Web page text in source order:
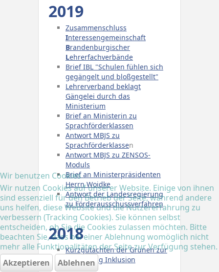
2019
Zusammenschluss
Interessengemeinschaft
Brandenburgischer
Lehrerfachverbände
Brief IBL "Schulen fühlen sich
gegängelt und bloßgestellt"
Lehrerverband beklagt
Gängelei durch das
Ministerium
Brief an Ministerin zu
Sprachförderklassen
Antwort MBJS zu
Sprachförderklassen
Antwort MBJS zu ZENSOS-
Moduls
Brief an Ministerpräsidenten
Herrn Woidke
Antwort der Landesregierung
zu Förderausschussverfahren
2018
Kurzgutachten der Grünen zur
Umsetzung Inklusion
Wir benutzen Cookies
Wir nutzen Cookies auf unserer Website. Einige von ihnen
sind essenziell für den Betrieb der Seite, während andere
uns helfen, diese Website und die Nutzererfahrung zu
verbessern (Tracking Cookies). Sie können selbst
entscheiden, ob Sie die Cookies zulassen möchten. Bitte
beachten Sie, dass bei einer Ablehnung womöglich nicht
mehr alle Funktionalitäten der Seite zur Verfügung stehen.
Akzeptieren
Ablehnen